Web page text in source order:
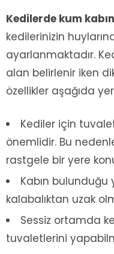
Kedilerde kum
kedilerinizin
ayarlanmaktadır.
alan belirlenir iken
özellikler aşağıda
Kediler için
önemlidir. Bu
rastgele bir yere
Kabın
kalabalıktan uzak
Sessiz ortamda
tuvaletlerini